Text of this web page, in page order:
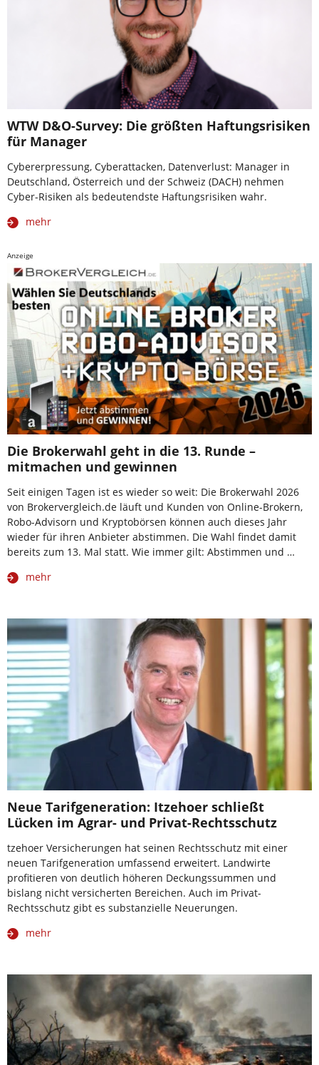
WTW D&O-Survey: Die größten Haftungsrisiken
für Manager
Cybererpressung, Cyberattacken, Datenverlust: Manager in
Deutschland, Österreich und der Schweiz (DACH) nehmen
Cyber-Risiken als bedeutendste Haftungsrisiken wahr.
mehr
Anzeige
Die Brokerwahl geht in die 13. Runde –
mitmachen und gewinnen
Seit einigen Tagen ist es wieder so weit: Die Brokerwahl 2026
von Brokervergleich.de läuft und Kunden von Online-Brokern,
Robo-Advisorn und Kryptobörsen können auch dieses Jahr
wieder für ihren Anbieter abstimmen. Die Wahl findet damit
bereits zum 13. Mal statt. Wie immer gilt: Abstimmen und …
mehr
Neue Tarifgeneration: Itzehoer schließt
Lücken im Agrar- und Privat-Rechtsschutz
tzehoer Versicherungen hat seinen Rechtsschutz mit einer
neuen Tarifgeneration umfassend erweitert. Landwirte
profitieren von deutlich höheren Deckungssummen und
bislang nicht versicherten Bereichen. Auch im Privat-
Rechtsschutz gibt es substanzielle Neuerungen.
mehr